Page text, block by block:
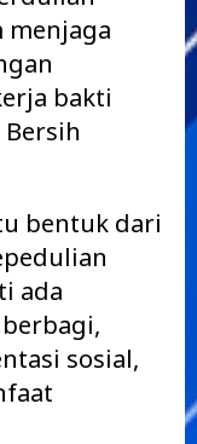
menjaga
bakti
bentuk dari
ada
sosial,